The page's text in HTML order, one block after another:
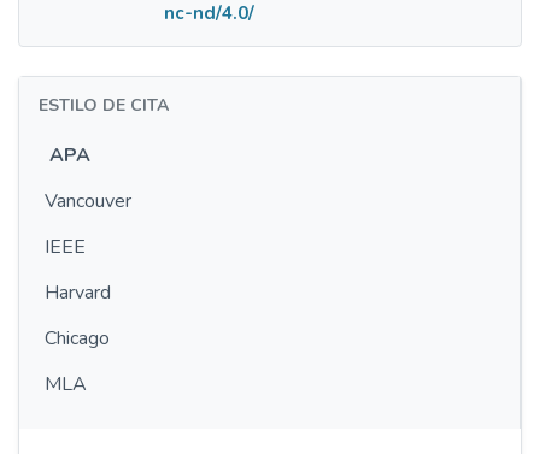
nc-nd/4.0/
ESTILO DE CITA
APA
Vancouver
IEEE
Harvard
Chicago
MLA